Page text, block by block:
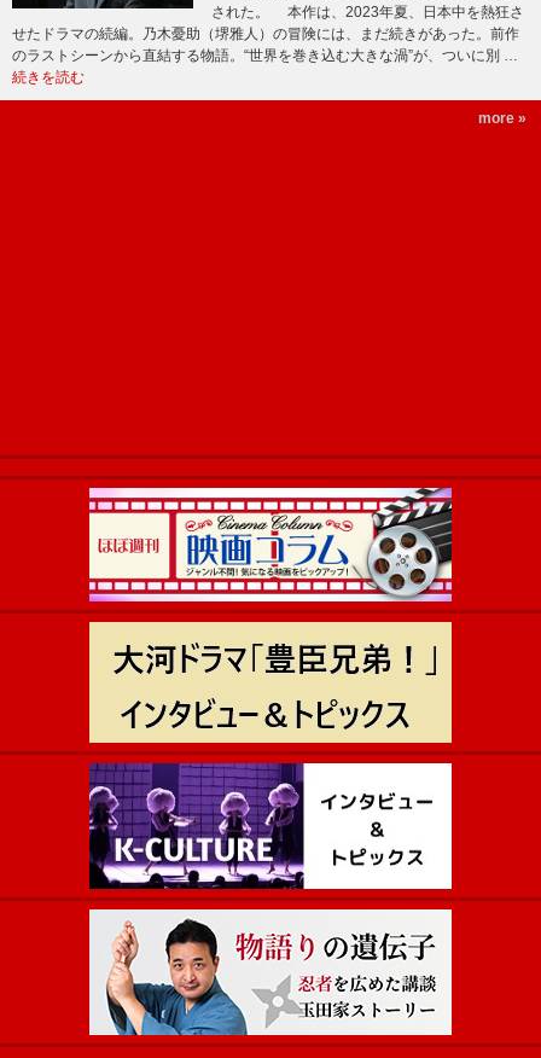
された。 本作は、2023年夏、日本中を熱狂さ
せたドラマの続編。乃木憂助（堺雅人）の冒険には、まだ続きがあった。前作
のラストシーンから直結する物語。“世界を巻き込む大きな渦”が、ついに別 …
続きを読む
more »